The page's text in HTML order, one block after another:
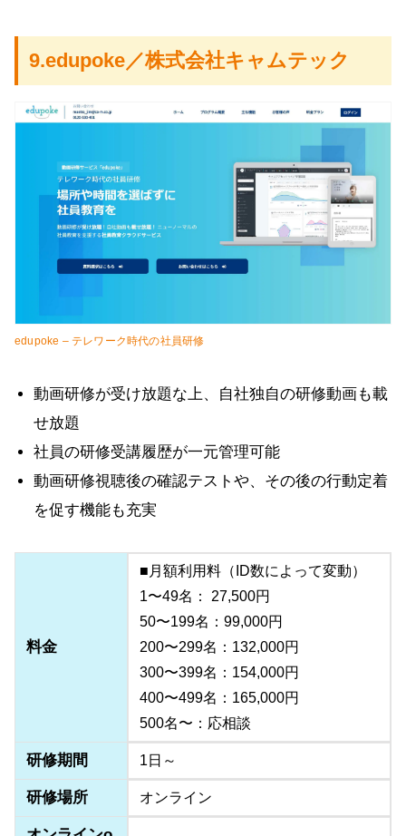
9.edupoke／株式会社キャムテック
edupoke – テレワーク時代の社員研修
動画研修が受け放題な上、自社独自の研修動画も載
せ放題
社員の研修受講履歴が一元管理可能
動画研修視聴後の確認テストや、その後の行動定着
を促す機能も充実
料金
■月額利用料（ID数によって変動）
1〜49名： 27,500円
50〜199名：99,000円
200〜299名：132,000円
300〜399名：154,000円
400〜499名：165,000円
500名〜：応相談
研修期間 1日～
研修場所 オンライン